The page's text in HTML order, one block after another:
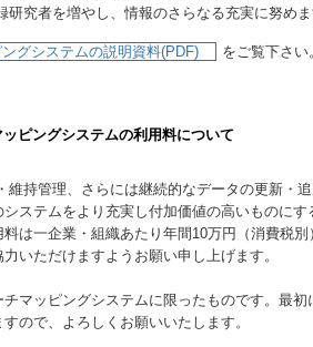
究者を増やし、情報のさらなる充実に努めま
グシステムの説明資料(PDF) をご覧下さい
ピングシステムの利用料について
維持管理、さらには継続的なデータの更新・
ステムをより充実し付加価値の高いものに
は一企業・組織あたり年間10万円（消費税
いただけますようお願い申し上げます。
マッピングシステムに限ったものです。最
ので、よろしくお願いいたします。